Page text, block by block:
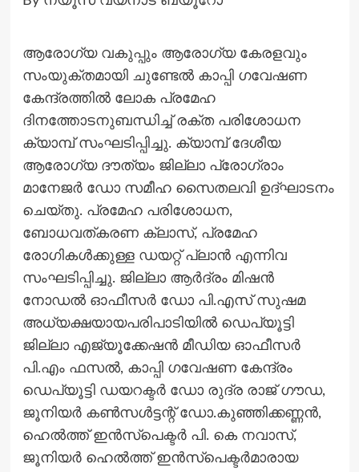
ആരോഗ്യ വകുപ്പും ആരോഗ്യ കേരളവും
സംയുക്തമായി ചുണ്ടേല്‍ കാപ്പി ഗവേഷണ
കേന്ദ്രത്തില്‍ ലോക പ്രമേഹ
ദിനത്തോടനുബന്ധിച്ച് രക്ത പരിശോധന
ക്യാമ്പ് സംഘടിപ്പിച്ചു. ക്യാമ്പ് ദേശീയ
ആരോഗ്യ ദൗത്യം ജില്ലാ പ്രോഗ്രാം
മാനേജര്‍ ഡോ സമീഹ സൈതലവി ഉദ്ഘാടനം
ചെയ്തു. പ്രമേഹ പരിശോധന,
ബോധവത്കരണ ക്ലാസ്, പ്രമേഹ
രോഗികള്‍ക്കുള്ള ഡയറ്റ് പ്ലാന്‍ എന്നിവ
സംഘടിപ്പിച്ചു. ജില്ലാ ആര്‍ദ്രം മിഷന്‍
നോഡല്‍ ഓഫീസര്‍ ഡോ പി.എസ് സുഷമ
അധ്യക്ഷയായപരിപാടിയില്‍ ഡെപ്യൂട്ടി
ജില്ലാ എജ്യൂക്കേഷന്‍ മീഡിയ ഓഫീസര്‍
പി.എം ഫസല്‍, കാപ്പി ഗവേഷണ കേന്ദ്രം
ഡെപ്യൂട്ടി ഡയറക്ടര്‍ ഡോ രുദ്ര രാജ് ഗൗഡ,
ജൂനിയര്‍ കണ്‍സള്‍ട്ടന്റ് ഡോ.കുഞ്ഞിക്കണ്ണന്‍,
ഹെല്‍ത്ത് ഇന്‍സ്പെക്ടര്‍ പി. കെ നവാസ്,
ജൂനിയര്‍ ഹെല്‍ത്ത് ഇന്‍സ്പെക്ടര്‍മാരായ